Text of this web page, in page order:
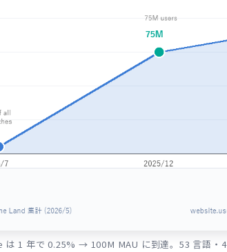
1 年で 0.25% → 100M MAU に到達。53 言語・